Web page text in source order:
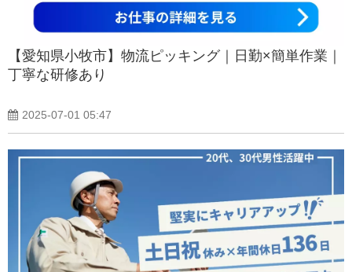
【愛知県小牧市】物流ピッキング｜日勤×簡単作業｜
丁寧な研修あり
2025-07-01 05:47